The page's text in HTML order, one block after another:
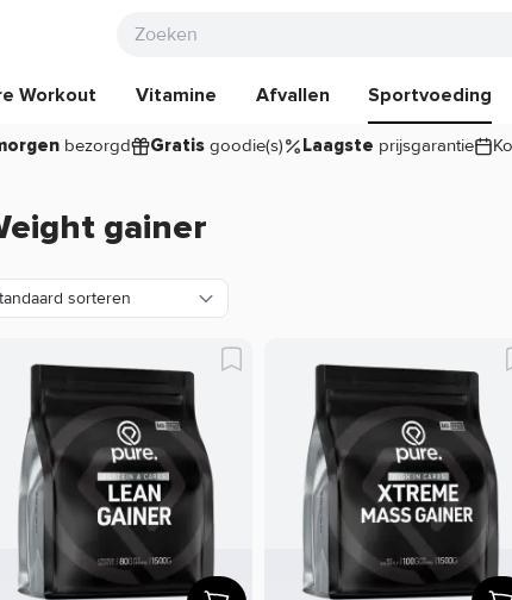
Workout Vitamine Afvallen Sportvoeding
bezorgd Gratisgoodie(s) Laagste prijsgarantie
gainer